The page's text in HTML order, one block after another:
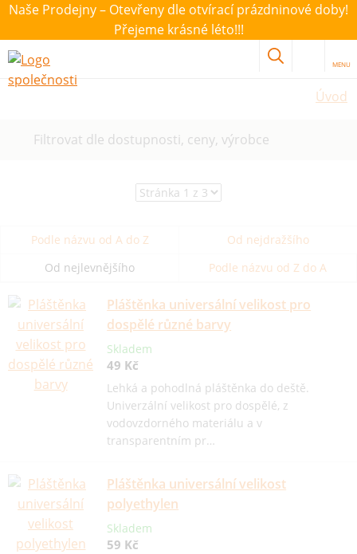
Naše Prodejny – Otevřeny dle otvírací prázdninové doby!
Přejeme krásné léto!!!
MENU
Úvod
Filtrovat dle dostupnosti, ceny, výrobce
Podle názvu od A do Z
Od nejdražšího
Od nejlevnějšího
Podle názvu od Z do A
Pláštěnka universální velikost pro
dospělé různé barvy
Skladem
49 Kč
Lehká a pohodlná pláštěnka do deště.
Univerzální velikost pro dospělé, z
vodovzdorného materiálu a v
transparentním pr…
Pláštěnka universální velikost
polyethylen
Skladem
59 Kč